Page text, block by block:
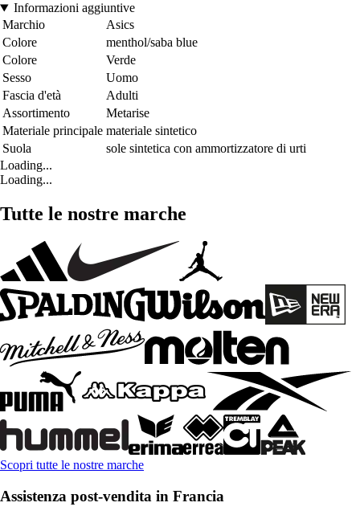
Informazioni aggiuntive
Marchio
Asics
Colore
menthol/saba blue
Colore
Verde
Sesso
Uomo
Fascia d'età
Adulti
Assortimento
Metarise
Materiale principale materiale sintetico
Suola
sole sintetica con ammortizzatore di urti
Loading...
Loading...
Tutte le nostre marche
Scopri tutte le nostre marche
Assistenza post-vendita in Francia